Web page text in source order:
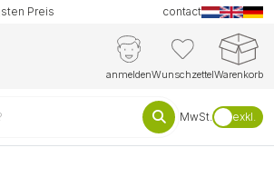
Preis contact
anmeldenWunschzettelWarenkorb
MwSt. exkl.